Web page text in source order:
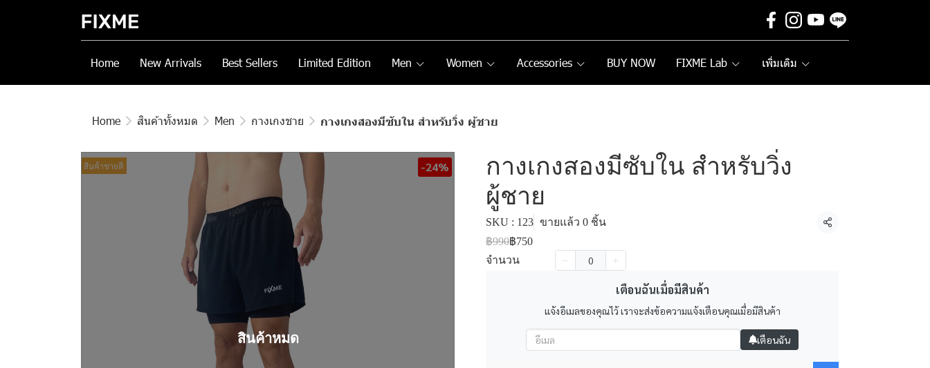
Home New Arrivals Best Sellers Limited Edition Men Women Accessories BUY NOW FIXME Lab เพิ่มเติม
Home สินค้าทั้งหมด Men กางเกงชาย กางเกงสองมีซับใน สำหรับวิ่ง ผู้ชาย
สินค้าขายดี -24%
สินค้าหมด
กางเกงสองมีซับใน สำหรับวิ่ง
ผู้ชาย
SKU : 123 ขายแล้ว 0 ชิ้น
แชร์
฿990฿750
จำนวน
เตือนฉันเมื่อมีสินค้า
แจ้งอีเมลของคุณไว้ เราจะส่งข้อความแจ้งเตือนคุณเมื่อมีสินค้า
เตือนฉัน